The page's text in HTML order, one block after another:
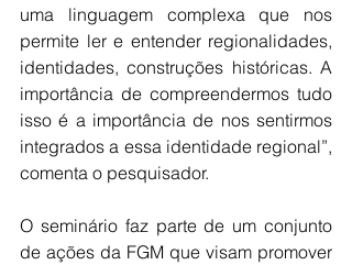
uma linguagem complexa que nos
permite ler e entender regionalidades,
identidades, construções históricas. A
importância de compreendermos tudo
isso é a importância de nos sentirmos
integrados a essa identidade regional”,
comenta o pesquisador.
O seminário faz parte de um conjunto
de ações da FGM que visam promover